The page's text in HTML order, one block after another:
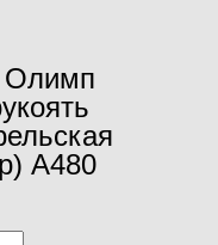
Олимп
A480